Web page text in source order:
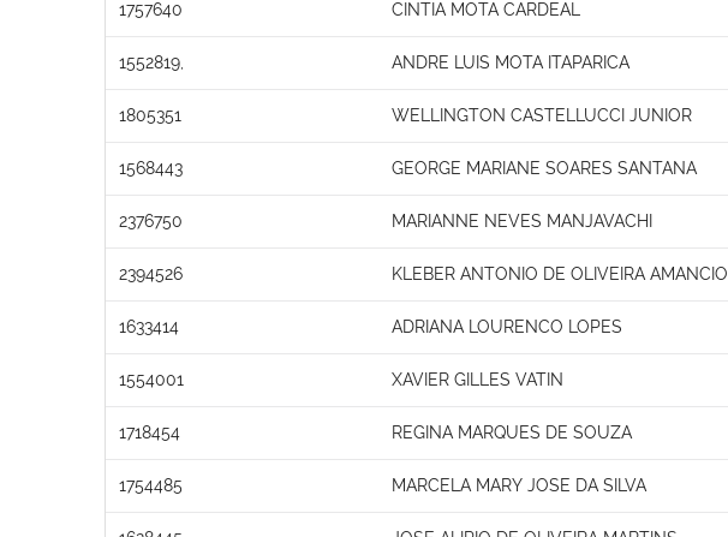
1757640 CINTIA MOTA CARDEAL
1552819, ANDRE LUIS MOTA ITAPARICA
1805351 WELLINGTON CASTELLUCCI JUNIOR
1568443 GEORGE MARIANE SOARES SANTANA
2376750 MARIANNE NEVES MANJAVACHI
2394526 KLEBER ANTONIO DE OLIVEIRA AMANCIO
1633414 ADRIANA LOURENCO LOPES
1554001 XAVIER GILLES VATIN
1718454 REGINA MARQUES DE SOUZA
1754485 MARCELA MARY JOSE DA SILVA